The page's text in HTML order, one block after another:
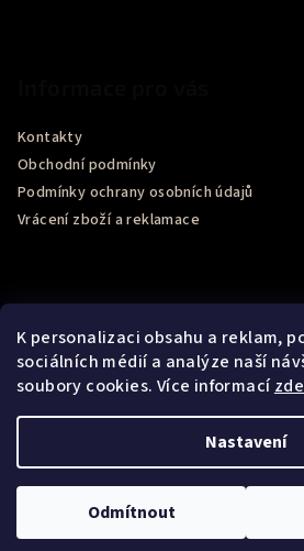
K personalizaci obsahu a reklam,
sociálních médií a analýze naší
soubory cookies. Více informacízde
Nastavení
Odmítnout
Kontakty
Obchodní podmínky
Podmínky ochrany osobních údajů
Vrácení zboží a reklamace
Recenze obchodu Google
Upravit nastavení
Vytvořil